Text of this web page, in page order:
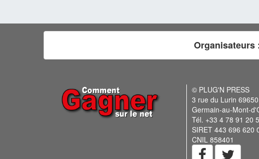
Organisateurs
© PLUG'N PRESS
3 rue du Lurin
Germain-au-Mont-
Tél. +33 4 78 91 20
SIRET 443 696 620
CNIL 858401